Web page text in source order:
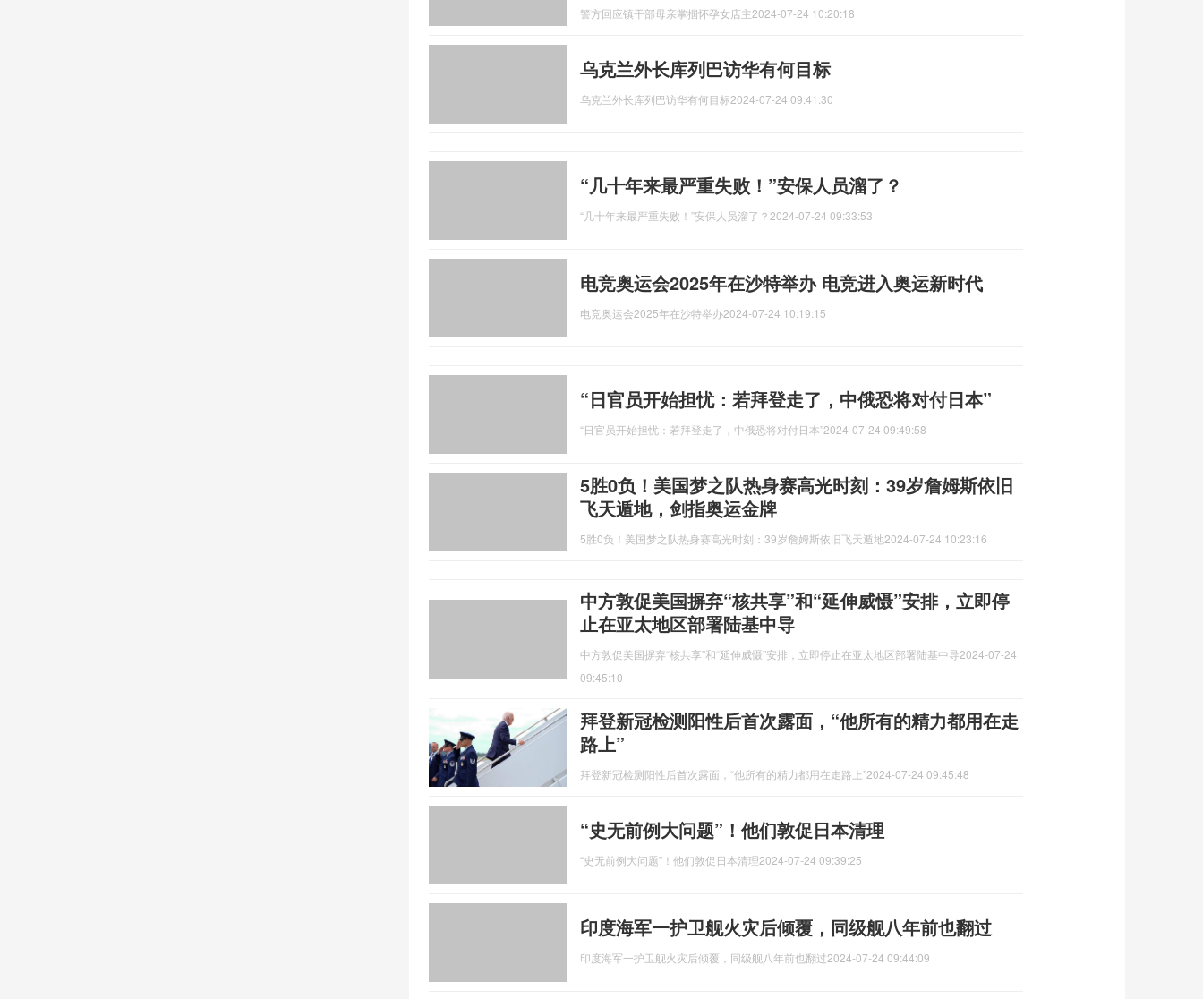
警方回应镇干部母亲掌掴怀孕女店主2024-07-24 10:20:18
乌克兰外长库列巴访华有何目标
乌克兰外长库列巴访华有何目标2024-07-24 09:41:30
“几十年来最严重失败！”安保人员溜了？
“几十年来最严重失败！”安保人员溜了？ 2024-07-24 09:33:53
电竞奥运会2025年在沙特举办 电竞进入奥运新时代
电竞奥运会2025年在沙特举办2024-07-24 10:19:15
“日官员开始担忧：若拜登走了，中俄恐将对付日本”
“日官员开始担忧：若拜登走了，中俄恐将对付日本”2024-07-24 09:49:58
5胜0负！美国梦之队热身赛高光时刻：39岁詹姆斯依旧
飞天遁地，剑指奥运金牌
5胜0负！美国梦之队热身赛高光时刻：39岁詹姆斯依旧飞天遁地2024-07-24 10:23:16
中方敦促美国摒弃“核共享”和“延伸威慑”安排，立即停
止在亚太地区部署陆基中导
中方敦促美国摒弃“核共享”和“延伸威慑”安排，立即停止在亚太地区部署陆基中导2024-07-24
09:45:10
拜登新冠检测阳性后首次露面，“他所有的精力都用在走
路上”
拜登新冠检测阳性后首次露面，“他所有的精力都用在走路上”2024-07-24 09:45:48
“史无前例大问题”！他们敦促日本清理
“史无前例大问题”！他们敦促日本清理2024-07-24 09:39:25
印度海军一护卫舰火灾后倾覆，同级舰八年前也翻过
印度海军一护卫舰火灾后倾覆，同级舰八年前也翻过2024-07-24 09:44:09